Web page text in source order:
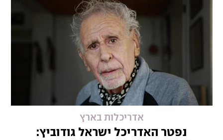
אדריכלות בארץ
נפטר האדריכל ישראל גודוביץ: